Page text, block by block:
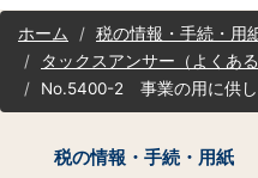
サ
イホーム 税の情報・手続・用
タックスアンサー（よくある
No.5400-2 事業の用に供し
税の情報・手続・用紙